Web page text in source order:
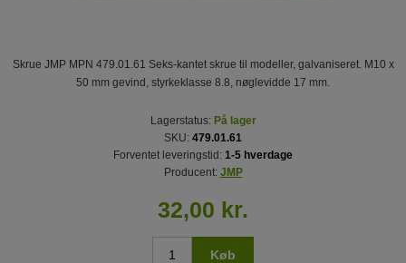
Skrue JMP MPN 479.01.61 Seks-kantet skrue til modeller, galvaniseret. M10 x
50 mm gevind, styrkeklasse 8.8, nøglevidde 17 mm.
Lagerstatus: På lager
SKU: 479.01.61
Forventet leveringstid: 1-5 hverdage
Producent: JMP
32,00 kr.
Køb